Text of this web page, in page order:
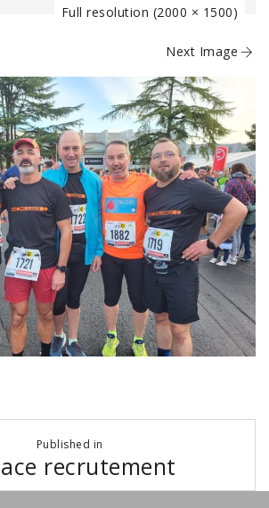
Full resolution (2000 × 1500)
Next Image
Published in
recrutement